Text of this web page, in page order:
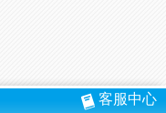
客服中心